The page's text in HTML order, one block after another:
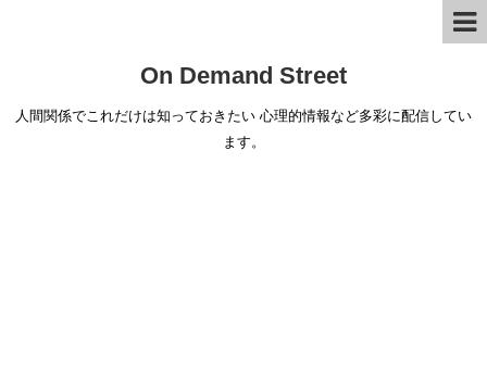
On Demand Street
人間関係でこれだけは知っておきたい 心理的情報など多彩に配信してい
ます。